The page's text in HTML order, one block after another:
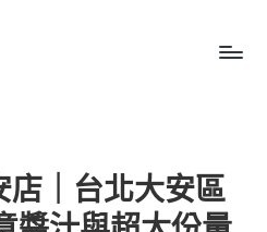
店｜台北大安區